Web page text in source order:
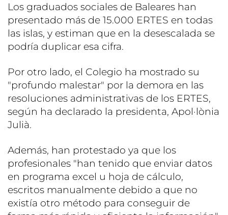
Los graduados sociales de Baleares han
presentado más de 15.000 ERTES en todas
las islas, y estiman que en la desescalada se
podría duplicar esa cifra.
Por otro lado, el Colegio ha mostrado su
"profundo malestar" por la demora en las
resoluciones administrativas de los ERTES,
según ha declarado la presidenta, Apol·lònia
Julià.
Además, han protestado ya que los
profesionales "han tenido que enviar datos
en programa excel u hoja de cálculo,
escritos manualmente debido a que no
existía otro método para conseguir de